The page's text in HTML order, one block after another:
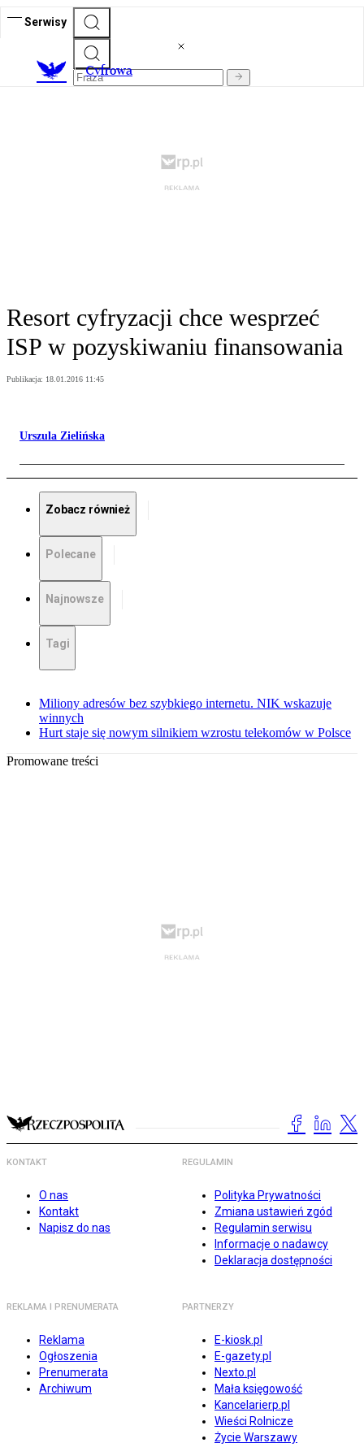
Serwisy
Cyfrowa
Resort cyfryzacji chce wesprzeć
ISP w pozyskiwaniu finansowania
Publikacja: 18.01.2016 11:45
Urszula Zielińska
Zobacz również
Polecane
Najnowsze
Tagi
Miliony adresów bez szybkiego internetu. NIK wskazuje
winnych
Hurt staje się nowym silnikiem wzrostu telekomów w Polsce
Promowane treści
KONTAKT
O nas
Kontakt
Napisz do nas
REGULAMIN
Polityka Prywatności
Zmiana ustawień zgód
Regulamin serwisu
Informacje o nadawcy
Deklaracja dostępności
REKLAMA I PRENUMERATA
Reklama
Ogłoszenia
Prenumerata
Archiwum
PARTNERZY
E-kiosk.pl
E-gazety.pl
Nexto.pl
Mała księgowość
Kancelarierp.pl
Wieści Rolnicze
Życie Warszawy